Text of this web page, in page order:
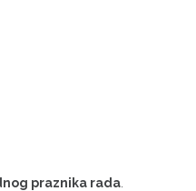
praznika rada